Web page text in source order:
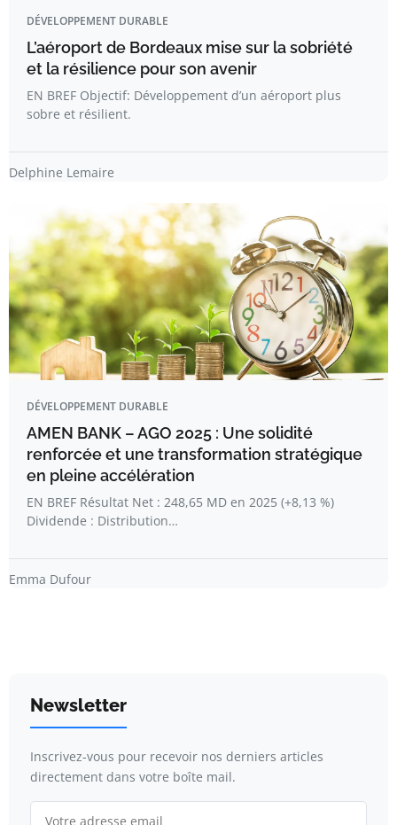
DÉVELOPPEMENT DURABLE
L’aéroport de Bordeaux mise sur la sobriété
et la résilience pour son avenir
EN BREF Objectif: Développement d’un aéroport plus
sobre et résilient.
Delphine Lemaire
DÉVELOPPEMENT DURABLE
AMEN BANK – AGO 2025 : Une solidité
renforcée et une transformation stratégique
en pleine accélération
EN BREF Résultat Net : 248,65 MD en 2025 (+8,13 %)
Dividende : Distribution…
Emma Dufour
Newsletter
Inscrivez-vous pour recevoir nos derniers articles
directement dans votre boîte mail.